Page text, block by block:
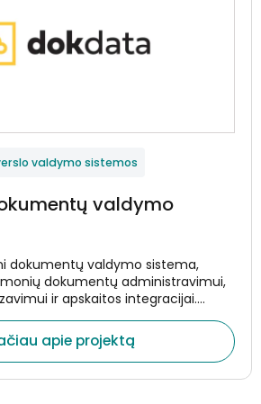
valdymo sistemos
valdymo
dokumentų valdymo sistema,
dokumentų administravimui,
ir apskaitos integracijai.
kad padėtų organizacijoms
dokumentų srautus, optimizuoti
rankinio darbo apimtis.
apie projektą